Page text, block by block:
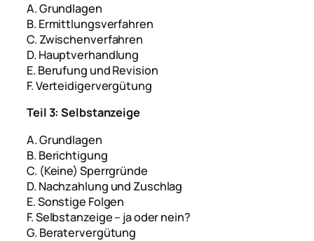
A. Grundlagen
B. Ermittlungsverfahren
C. Zwischenverfahren
D. Hauptverhandlung
E. Berufung und Revision
F. Verteidigervergütung
Teil 3: Selbstanzeige
A. Grundlagen
B. Berichtigung
C. (Keine) Sperrgründe
D. Nachzahlung und Zuschlag
E. Sonstige Folgen
F. Selbstanzeige – ja oder nein?
G. Beratervergütung